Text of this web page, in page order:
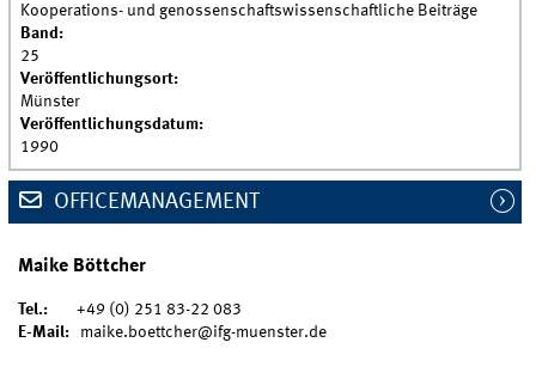
Kooperations- und genossenschaftswissenschaftliche Beiträge
Band:
25
Veröffentlichungsort:
Münster
Veröffentlichungsdatum:
1990
OFFICEMANAGEMENT
Maike Böttcher
Tel.: +49 (0) 251 83-22 083
E-Mail: maike.boettcher@ifg-muenster.de